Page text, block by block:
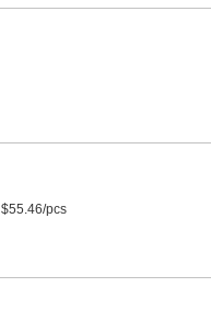
$55.46/pcs